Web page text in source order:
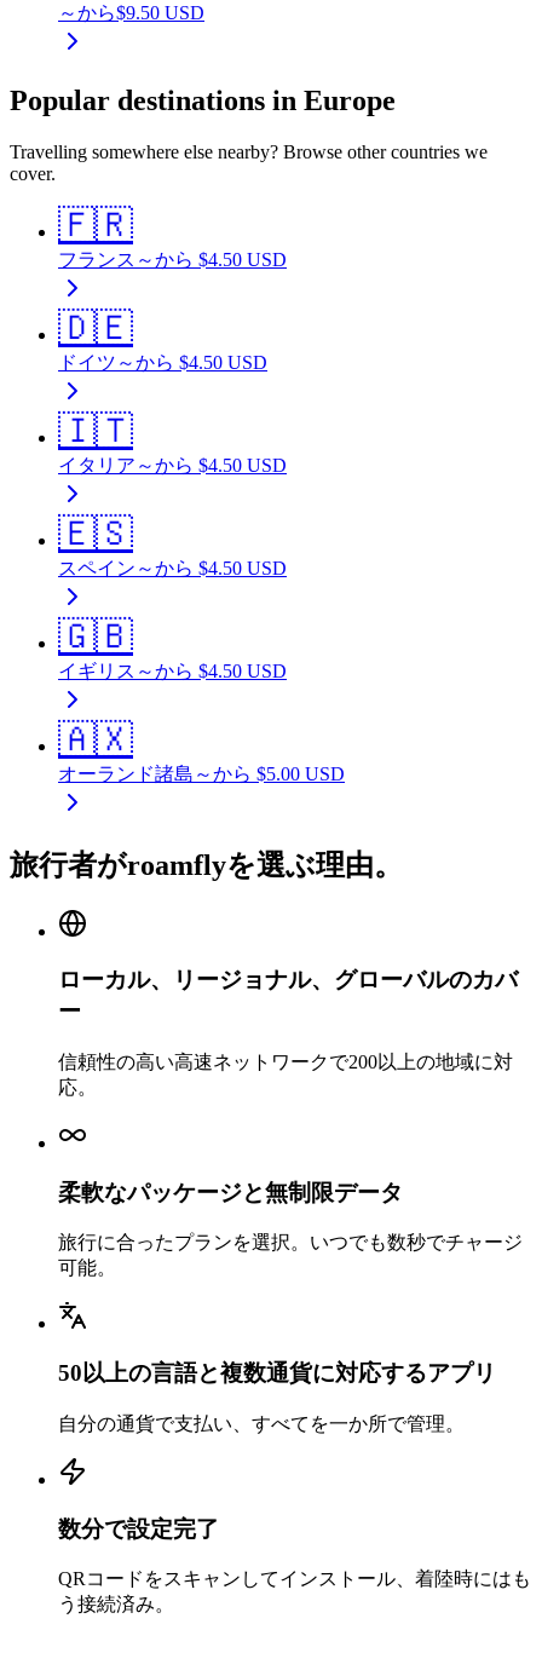
～から$9.50 USD
Popular destinations in Europe
Travelling somewhere else nearby? Browse other countries we
cover.
🇫🇷
フランス ～から $4.50 USD
🇩🇪
ドイツ ～から $4.50 USD
🇮🇹
イタリア ～から $4.50 USD
🇪🇸
スペイン ～から $4.50 USD
🇬🇧
イギリス ～から $4.50 USD
🇦🇽
オーランド諸島 ～から $5.00 USD
旅行者がroamflyを選ぶ理由。
ローカル、リージョナル、グローバルのカバ
ー
信頼性の高い高速ネットワークで200以上の地域に対
応。
柔軟なパッケージと無制限データ
旅行に合ったプランを選択。いつでも数秒でチャージ
可能。
50以上の言語と複数通貨に対応するアプリ
自分の通貨で支払い、すべてを一か所で管理。
数分で設定完了
QRコードをスキャンしてインストール、着陸時にはも
う接続済み。